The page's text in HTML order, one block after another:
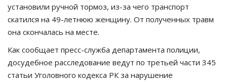
установили ручной тормоз, из-за чего транспорт
скатился на 49-летнюю женщину. От полученных травм
она скончалась на месте.
Как сообщает пресс-служба департамента полиции,
досудебное расследование ведут по третьей части 345
статьи Уголовного кодекса РК за нарушение